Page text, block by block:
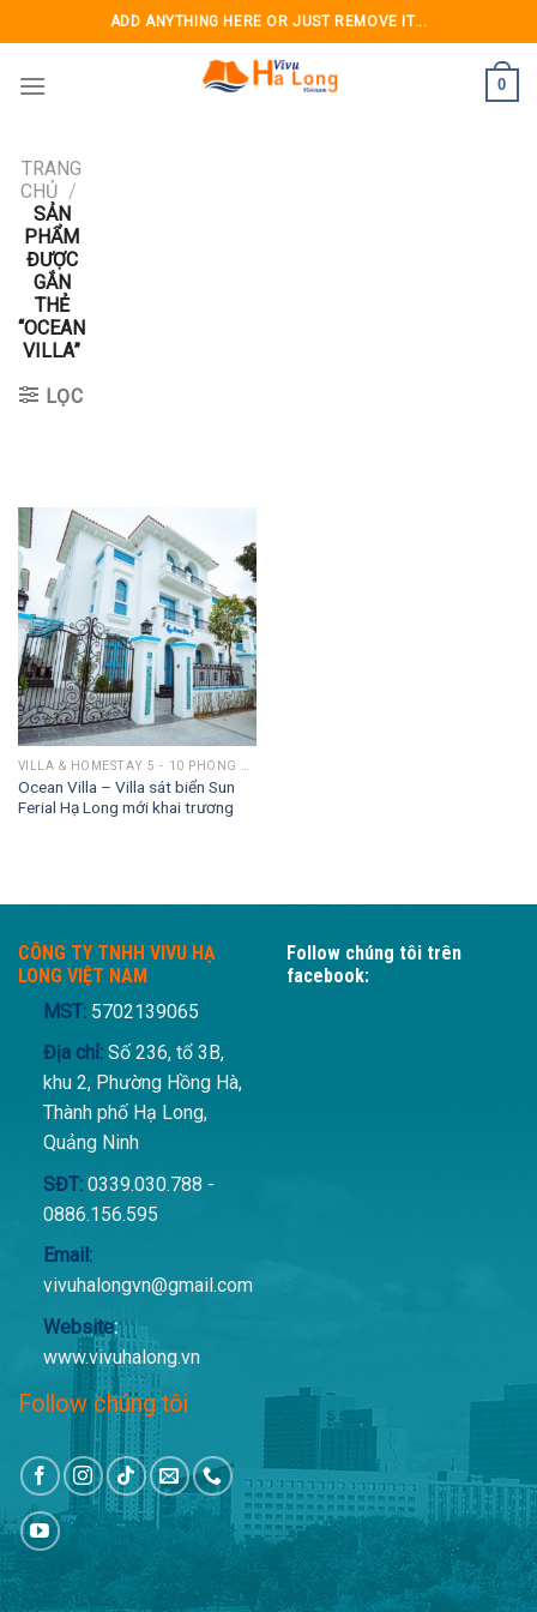
to
content
ADD ANYTHING HERE OR JUST REMOVE IT...
0
TRANG
CHỦ /
SẢN
PHẨM
ĐƯỢC
GẮN
THẺ
“OCEAN
VILLA”
LỌC
Ocean Villa – Villa sát biển Sun
Ferial Hạ Long mới khai trương
CÔNG TY TNHH VIVU HẠ
LONG VIỆT NAM
MST: 5702139065
Địa chỉ:Số 236, tổ 3B,
khu 2, Phường Hồng Hà,
Thành phố Hạ Long,
Quảng Ninh
SĐT:0339.030.788 -
0886.156.595
Email:
vivuhalongvn@gmail.com
Website:
www.vivuhalong.vn
Follow chúng tôi
Follow chúng tôi trên
facebook: